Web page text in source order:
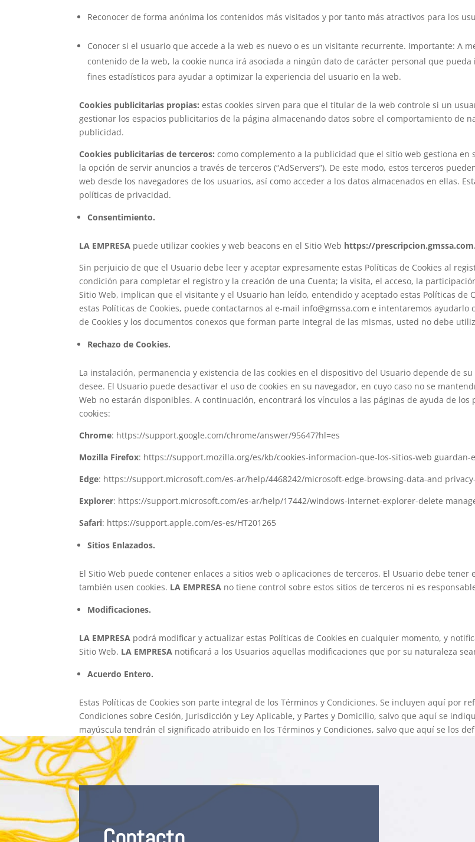
Reconocer de forma anónima los contenidos más visitados y por tanto más atractivos para los
Conocer si el usuario que accede a la web es nuevo o es un visitante recurrente. Importante: A
contenido de la web, la cookie nunca irá asociada a ningún dato de carácter personal que
fines estadísticos para ayudar a optimizar la experiencia del usuario en la web.
Cookies publicitarias propias: estas cookies sirven para que el titular de la web controle si un
gestionar los espacios publicitarios de la página almacenando datos sobre el comportamiento de
publicidad.
Cookies publicitarias de terceros: como complemento a la publicidad que el sitio web gestiona
la opción de servir anuncios a través de terceros (“AdServers”). De este modo, estos terceros
web desde los navegadores de los usuarios, así como acceder a los datos almacenados en ellas.
políticas de privacidad.
Consentimiento.
LA EMPRESA puede utilizar cookies y web beacons en el Sitio Web https://
Sin perjuicio de que el Usuario debe leer y aceptar expresamente estas Políticas de Cookies al
condición para completar el registro y la creación de una Cuenta; la visita, el acceso, la
Sitio Web, implican que el visitante y el Usuario han leído, entendido y aceptado estas Políticas de
estas Políticas de Cookies, puede contactarnos al e-mail info@gmssa.com e intentaremos
de Cookies y los documentos conexos que forman parte integral de las mismas, usted no debe
Rechazo de Cookies.
La instalación, permanencia y existencia de las cookies en el dispositivo del Usuario depende de
desee. El Usuario puede desactivar el uso de cookies en su navegador, en cuyo caso no se
Web no estarán disponibles. A continuación, encontrará los vínculos a las páginas de ayuda de
cookies:
Chrome: https://support.google.com/chrome/answer/95647?hl=es
Mozilla Firefox: https://support.mozilla.org/es/kb/cookies-informacion-que-los-sitios-web guardan-
Edge: https://support.microsoft.com/es-ar/help/4468242/microsoft-edge-browsing-data-and
Explorer: https://support.microsoft.com/es-ar/help/17442/windows-internet-explorer-delete
Safari: https://support.apple.com/es-es/HT201265
Sitios Enlazados.
El Sitio Web puede contener enlaces a sitios web o aplicaciones de terceros. El Usuario debe
también usen cookies. LA EMPRESA no tiene control sobre estos sitios de terceros ni es
Modificaciones.
LA EMPRESA podrá modificar y actualizar estas Políticas de Cookies en cualquier momento, y
Sitio Web. LA EMPRESA notificará a los Usuarios aquellas modificaciones que por su naturaleza
Acuerdo Entero.
Estas Políticas de Cookies son parte integral de los Términos y Condiciones. Se incluyen aquí por
Condiciones sobre Cesión, Jurisdicción y Ley Aplicable, y Partes y Domicilio, salvo que aquí se
mayúscula tendrán el significado atribuido en los Términos y Condiciones, salvo que aquí se los